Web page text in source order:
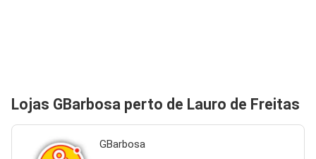
Lojas GBarbosa perto de Lauro de Freitas
GBarbosa